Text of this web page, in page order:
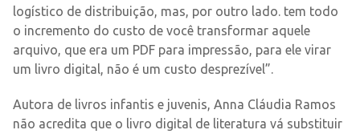
logístico de distribuição, mas, por outro lado. tem todo
o incremento do custo de você transformar aquele
arquivo, que era um PDF para impressão, para ele virar
um livro digital, não é um custo desprezível”.
Autora de livros infantis e juvenis, Anna Cláudia Ramos
não acredita que o livro digital de literatura vá substituir